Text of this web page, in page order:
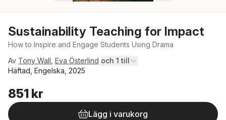
Sustainability Teaching for Impact
How to Inspire and Engage Students Using Drama
Av Tony Wall Eva Österlind och 1 till
Häftad, Engelska, 2025
851 kr
Lägg i varukorg